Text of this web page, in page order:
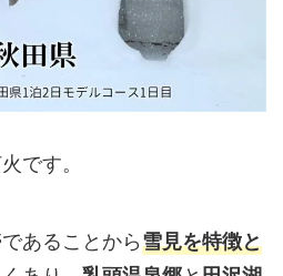
です。
あることから雪見を特徴と